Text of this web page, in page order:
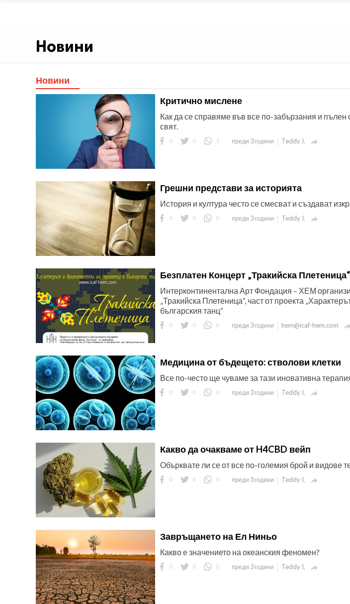
Новини
Новини
Критично мислене
Как да се справяме във все по-забързания и
свят.
0 0 1 преди 3 години Teddy I. 
Грешни представи за историята
История и култура често се смесват и създават
0 0 0 преди 3 години Teddy I. 
Безплатен Концерт „Тракийска Плетеница“
Интерконтинентална Арт Фондация – ХЕМ
„Тракийска Плетеница“, част от проекта
българския танц“
0 0 0 преди 3 години hem@icaf-hem.com 
Медицина от бъдещето: стволови клетки
Все по-често ще чуваме за тази иновативна
0 0 0 преди 3 години Teddy I. 
Какво да очакваме от H4CBD вейп
Обърквате ли се от все по-големия брой и видове
0 0 0 преди 3 години Teddy I. 
Завръщането на Ел Ниньо
Какво е значението на океанския феномен?
0 0 0 преди 3 години Teddy I. 